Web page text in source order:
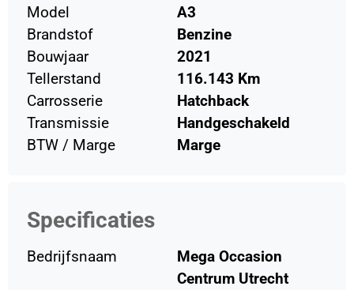
Model
A3
Brandstof
Benzine
Bouwjaar
2021
Tellerstand
116.143 Km
Carrosserie
Hatchback
Transmissie
Handgeschakeld
BTW / Marge
Marge
Specificaties
Bedrijfsnaam
Mega Occasion
Centrum Utrecht